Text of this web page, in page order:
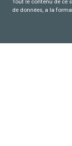
Tout le contenu de ce
de données, a la